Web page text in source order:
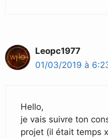
Leopc1977
01/03/2019 à
Hello,
je vais suivre ton
projet (il était temps